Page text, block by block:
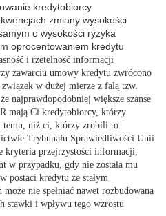
kredytobiorcy
zmiany wysokości
o wysokości ryzyka
oprocentowaniem kredytu
i rzetelność informacji
zawarciu umowy kredytu zwrócono
w dużej mierze z falą tzw.
że najprawdopodobniej większe szanse
mają Ci kredytobiorcy, którzy
temu, niż ci, którzy zrobili to
Trybunału Sprawiedliwości Unii
kryteria przejrzystości informacji,
w przypadku, gdy nie została mu
postaci kredytu ze stałym
nie spełniać nawet rozbudowana
stawki i wpływu tego wzrostu